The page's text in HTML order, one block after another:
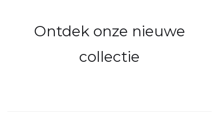
Ontdek onze nieuwe
collectie